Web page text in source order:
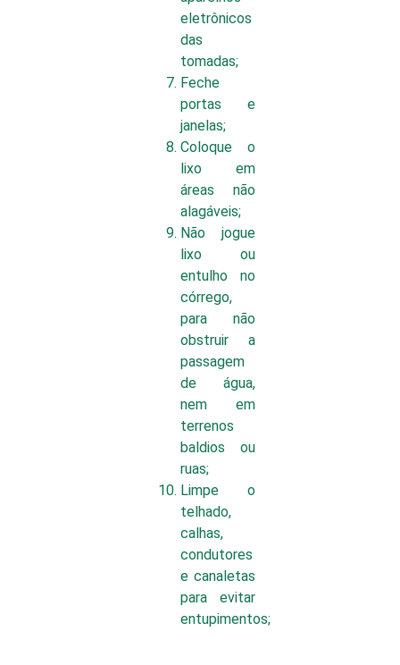
eletrônicos
das
tomadas;
Feche
portas e
janelas;
Coloque o
lixo em
áreas não
alagáveis;
Não jogue
lixo ou
entulho no
córrego,
para não
obstruir a
passagem
de água,
nem em
terrenos
baldios ou
ruas;
Limpe o
telhado,
calhas,
condutores
e canaletas
para evitar
entupimentos;